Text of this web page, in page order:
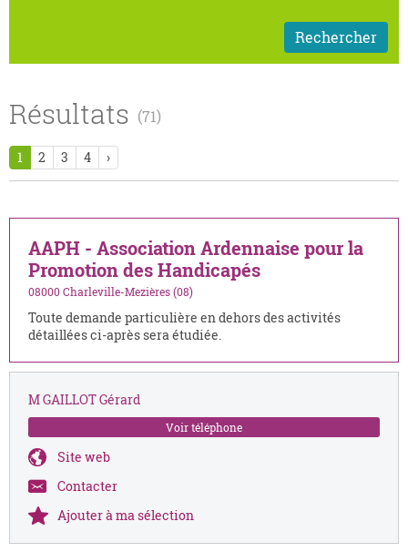
Résultats (71)
1 2 3 4 ›
AAPH - Association Ardennaise pour la
Promotion des Handicapés
08000 Charleville-Mezières (08)
Toute demande particulière en dehors des activités
détaillées ci-après sera étudiée.
M GAILLOT Gérard
Voir téléphone
Site web
Contacter
Ajouter à ma sélection